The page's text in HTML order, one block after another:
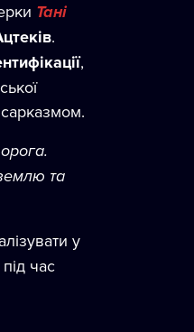
Тані
.
,
та
у
час